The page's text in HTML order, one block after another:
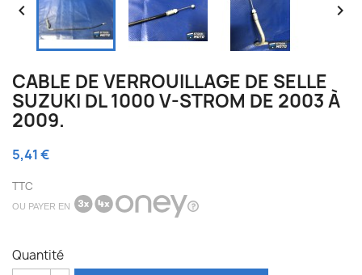
 
CABLE DE VERROUILLAGE DE SELLE
SUZUKI DL 1000 V-STROM DE 2003 À
2009.
5,41 €
TTC
OU PAYER EN
Quantité